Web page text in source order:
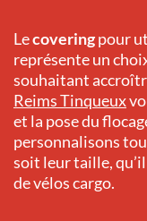
Lecoveringpour
représente un
souhaitant
Reims Tinqueux
et la pose du
personnalisons
soit leur taille,
de vélos cargo.